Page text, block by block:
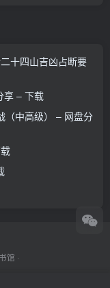
十四山吉凶占断要
享 – 下载
（中高级） – 网盘分
馆 ·